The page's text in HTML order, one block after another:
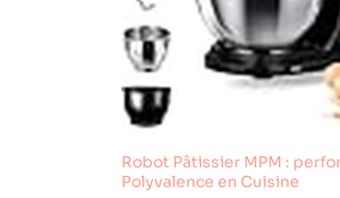
Robot Pâtissier MPM :
Polyvalence en Cuisine